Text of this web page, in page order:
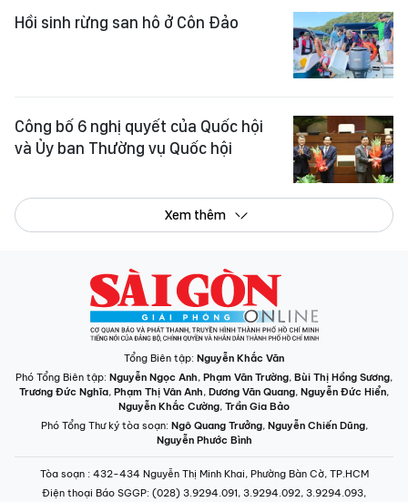
Hồi sinh rừng san hô ở Côn Đảo
Công bố 6 nghị quyết của Quốc hội
và Ủy ban Thường vụ Quốc hội
Xem thêm
Tổng Biên tập: Nguyễn Khắc Văn
Phó Tổng Biên tập: Nguyễn Ngọc Anh, Phạm Văn Trường, Bùi Thị Hồng Sương,
Trương Đức Nghĩa, Phạm Thị Vân Anh, Dương Văn Quang, Nguyễn Đức Hiển,
Nguyễn Khắc Cường, Trần Gia Bảo
Phó Tổng Thư ký tòa soạn: Ngô Quang Trưởng, Nguyễn Chiến Dũng,
Nguyễn Phước Bình
Tòa soạn : 432-434 Nguyễn Thị Minh Khai, Phường Bàn Cờ, TP.HCM
Điện thoại Báo SGGP: (028) 3.9294.091, 3.9294.092, 3.9294.093,